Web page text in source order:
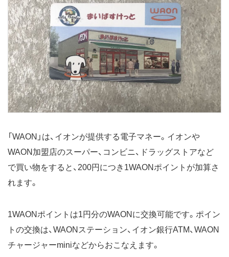
「WAON」は、イオンが提供する電子マネー。イオンや
WAON加盟店のスーパー、コンビニ、ドラッグストアなど
で買い物をすると、200円につき1WAONポイントが加算さ
れます。
1WAONポイントは1円分のWAONに交換可能です。ポイン
トの交換は、WAONステーション、イオン銀行ATM、WAON
チャージャーminiなどからおこなえます。